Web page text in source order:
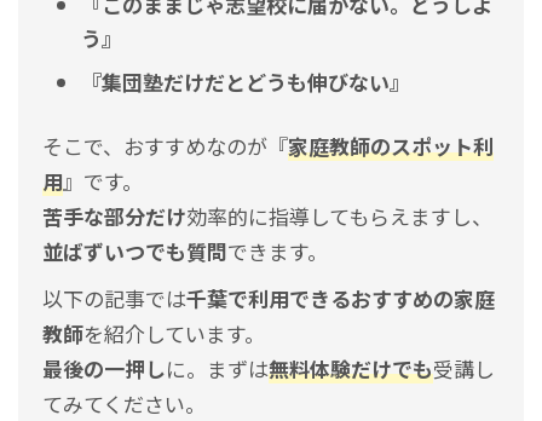
う』
『集団塾だけだとどうも伸びない』
そこで、おすすめなのが『家庭教師のスポット利
用』です。
苦手な部分だけ効率的に指導してもらえますし、
並ばずいつでも質問できます。
以下の記事では千葉で利用できるおすすめの家庭
教師を紹介しています。
最後の一押しに。まずは無料体験だけでも受講し
てみてください。